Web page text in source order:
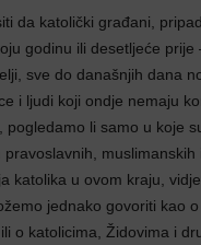
da katolički građani,
godinu ili desetljeće prije
sve do današnjih dana
i ljudi koji ondje nemaju
pogledamo li samo u koje
katolika u ovom kraju,
jednako govoriti kao
o katolicima, Židovima i